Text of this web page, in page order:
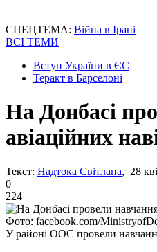
СПЕЦТЕМА: Війна в Ірані
ВСІ ТЕМИ
Вступ України в ЄС
Теракт в Барселоні
На Донбасі
авіаційних
Текст: Надтока Світлана, 28
0
224
Фото: facebook.com/
У районі ООС провели